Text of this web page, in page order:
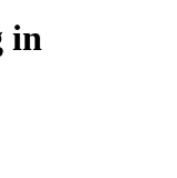
in